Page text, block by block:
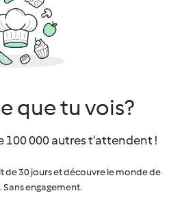
que tu vois?
100 000 autres t'attendent !
de 30 jours et découvre le monde de
engagement.